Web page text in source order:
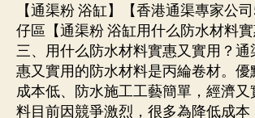
【通渠粉 浴缸】【香港通渠專家公
仔區【通渠粉 浴缸用什么防水材料實
三、用什么防水材料實惠又實用？通
惠又實用的防水材料是丙綸卷材。
成本低、防水施工工藝簡單，經濟
料目前因競爭激烈，很多為降低成本